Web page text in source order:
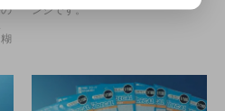
ンジです。